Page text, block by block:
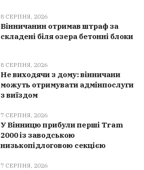
8 СЕРПНЯ, 2026
Вінничанин отримав штраф за
складені біля озера бетонні блоки
8 СЕРПНЯ, 2026
Не виходячи з дому: вінничани
можуть отримувати адмінпослуги
з виїздом
7 СЕРПНЯ, 2026
У Вінницю прибули перші Tram
2000 із заводською
низькопідлоговою секцією
7 СЕРПНЯ, 2026